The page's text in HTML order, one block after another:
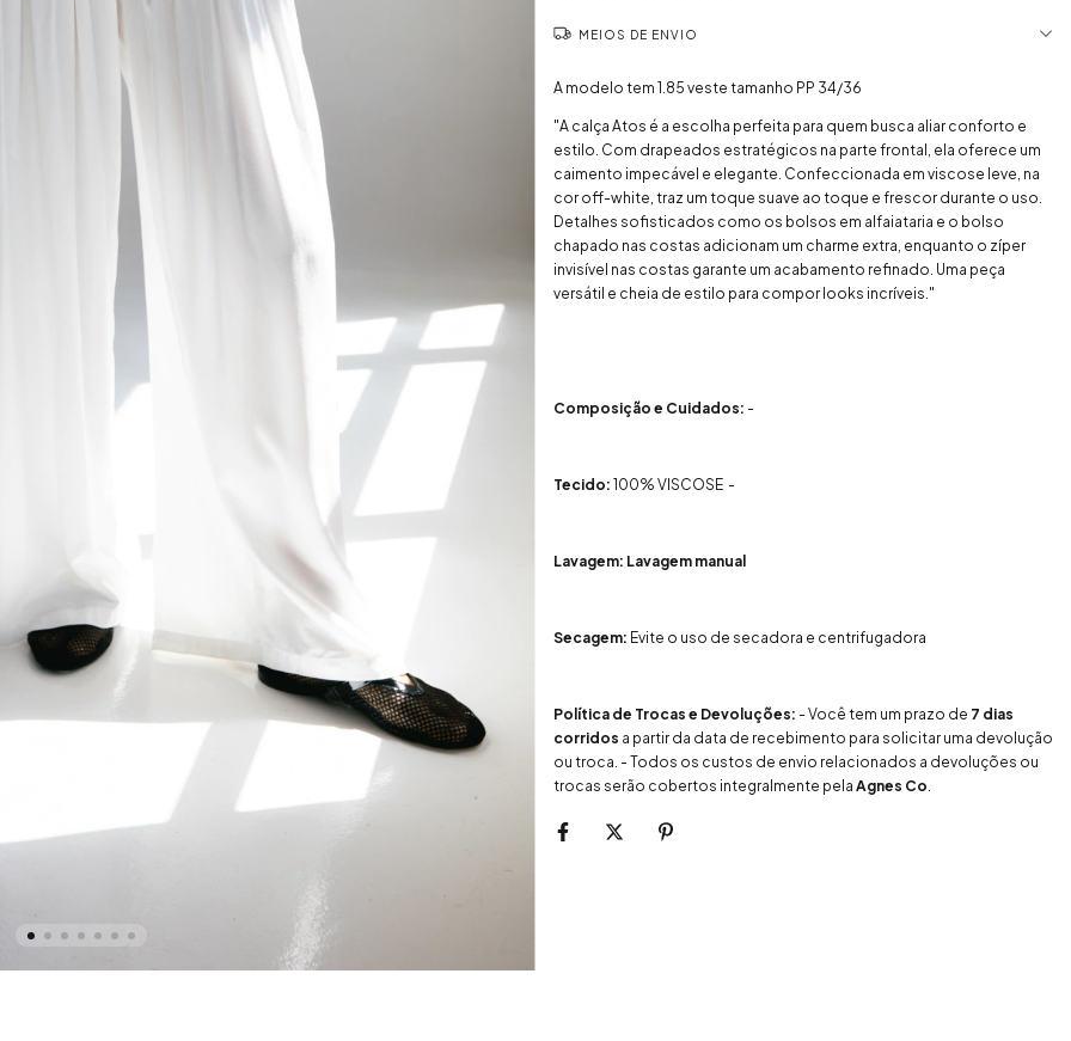
MEIOS DE ENVIO
A modelo tem 1.85 veste tamanho PP 34/36
"A calça Atos é a escolha perfeita para quem busca aliar conforto e
estilo. Com drapeados estratégicos na parte frontal, ela oferece um
caimento impecável e elegante. Confeccionada em viscose leve, na
cor off-white, traz um toque suave ao toque e frescor durante o uso.
Detalhes sofisticados como os bolsos em alfaiataria e o bolso
chapado nas costas adicionam um charme extra, enquanto o zíper
invisível nas costas garante um acabamento refinado. Uma peça
versátil e cheia de estilo para compor looks incríveis."
Composição e Cuidados: -
Tecido: 100% VISCOSE -
Lavagem: Lavagem manual
Secagem: Evite o uso de secadora e centrifugadora
Política de Trocas e Devoluções: - Você tem um prazo de 7 dias
corridos a partir da data de recebimento para solicitar uma devolução
ou troca. - Todos os custos de envio relacionados a devoluções ou
trocas serão cobertos integralmente pela Agnes Co